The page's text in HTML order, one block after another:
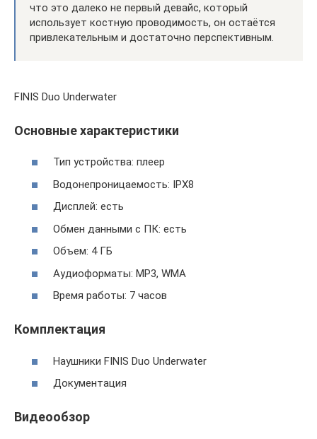
что это далеко не первый девайс, который
использует костную проводимость, он остаётся
привлекательным и достаточно перспективным.
FINIS Duo Underwater
Основные характеристики
Тип устройства: плеер
Водонепроницаемость: IPX8
Дисплей: есть
Обмен данными с ПК: есть
Объем: 4 ГБ
Аудиоформаты: MP3, WMA
Время работы: 7 часов
Комплектация
Наушники FINIS Duo Underwater
Документация
Видеообзор